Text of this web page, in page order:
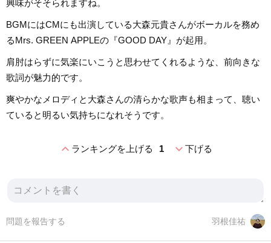
興味がそそられますね。
BGMにはCMにも出演している大森元貴さんがボーカルを務め
るMrs. GREEN APPLEの『GOOD DAY』が起用。
肩肘はらずに気楽にいこうと思わせてくれるような、前向きな
歌詞が魅力的です。
爽やかなメロディと大森さんの清らかな歌声も相まって、聴い
ていると明るい気持ちになれそうです。
expand_lessランキングを上げる 1 expand_more下げる
羽根佳祐
問題を報告する